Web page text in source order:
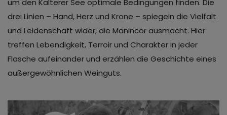
drei Linien – Hand, Herz und Krone – spiegeln die Vielfalt
und Leidenschaft wider, die Manincor ausmacht. Hier
treffen Lebendigkeit, Terroir und Charakter in jeder
Flasche aufeinander und erzählen die Geschichte eines
außergewöhnlichen Weinguts.